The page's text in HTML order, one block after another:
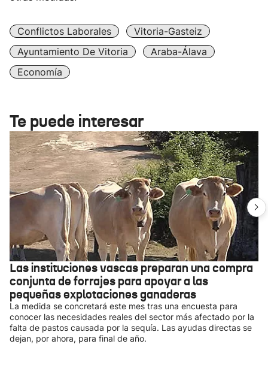
Conflictos Laborales
Vitoria-Gasteiz
Ayuntamiento De Vitoria
Araba-Álava
Economía
Te puede interesar
Las instituciones vascas preparan una compra
conjunta de forrajes para apoyar a las
pequeñas explotaciones ganaderas
La medida se concretará este mes tras una encuesta para
conocer las necesidades reales del sector más afectado por la
falta de pastos causada por la sequía. Las ayudas directas se
dejan, por ahora, para final de año.